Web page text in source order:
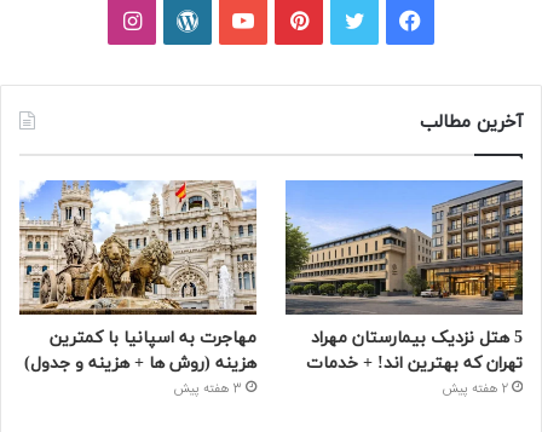
فیسبوکتوییترپینتریستیوتیوبوردپرساینستاگرام
آخرین مطالب
5 هتل نزدیک بیمارستان مهراد
تهران که بهترین‌ اند! + خدمات
2 هفته پیش
مهاجرت به اسپانیا با کمترین
هزینه (روش ها + هزینه و جدول)
3 هفته پیش